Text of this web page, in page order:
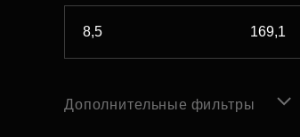
Дополнительные фильтры